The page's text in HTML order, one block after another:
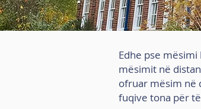
Edhe pse
mësimit në
ofruar mësim në
fuqive tona për